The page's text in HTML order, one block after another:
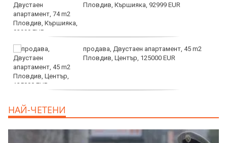
Пловдив, Кършияка, 92999 EUR
продава, Двустаен апартамент, 45 m2
Пловдив, Център, 125000 EUR
НАЙ-ЧЕТЕНИ